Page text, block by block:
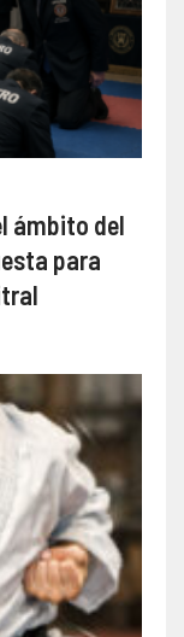
ámbito del
para